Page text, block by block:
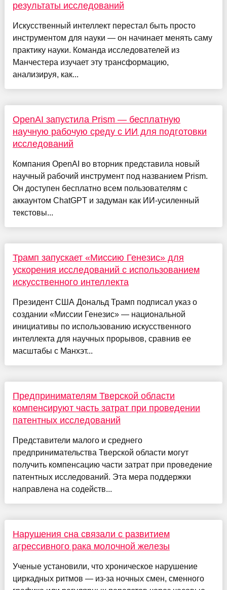
результаты исследований
Искусственный интеллект перестал быть просто
инструментом для науки — он начинает менять саму
практику науки. Команда исследователей из
Манчестера изучает эту трансформацию,
анализируя, как...
OpenAI запустила Prism — бесплатную
научную рабочую среду с ИИ для подготовки
исследований
Компания OpenAI во вторник представила новый
научный рабочий инструмент под названием Prism.
Он доступен бесплатно всем пользователям с
аккаунтом ChatGPT и задуман как ИИ-усиленный
текстовы...
Трамп запускает «Миссию Генезис» для
ускорения исследований с использованием
искусственного интеллекта
Президент США Дональд Трамп подписал указ о
создании «Миссии Генезис» — национальной
инициативы по использованию искусственного
интеллекта для научных прорывов, сравнив ее
масштабы с Манхэт...
Предпринимателям Тверской области
компенсируют часть затрат при проведении
патентных исследований
Представители малого и среднего
предпринимательства Тверской области могут
получить компенсацию части затрат при проведение
патентных исследований. Эта мера поддержки
направлена на содейств...
Нарушения сна связали с развитием
агрессивного рака молочной железы
Ученые установили, что хроническое нарушение
циркадных ритмов — из-за ночных смен, сменного